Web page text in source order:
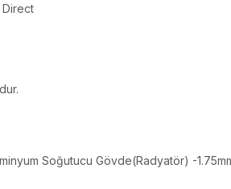
Soğutucu Gövde(Radyatör) -